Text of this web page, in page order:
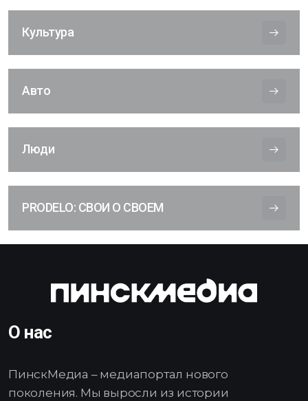
Культура
Авто
Люди
PRODELO: СВОИ О СВОЕМ
О нас
ПинскМедиа – медиапортал нового
поколения. Мы выросли из истории